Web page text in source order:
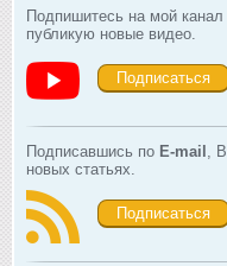
Подпишитесь на мой канал
публикую новые видео.
Подписаться
Подписавшись по E-mail ,
новых статьях.
Подписаться